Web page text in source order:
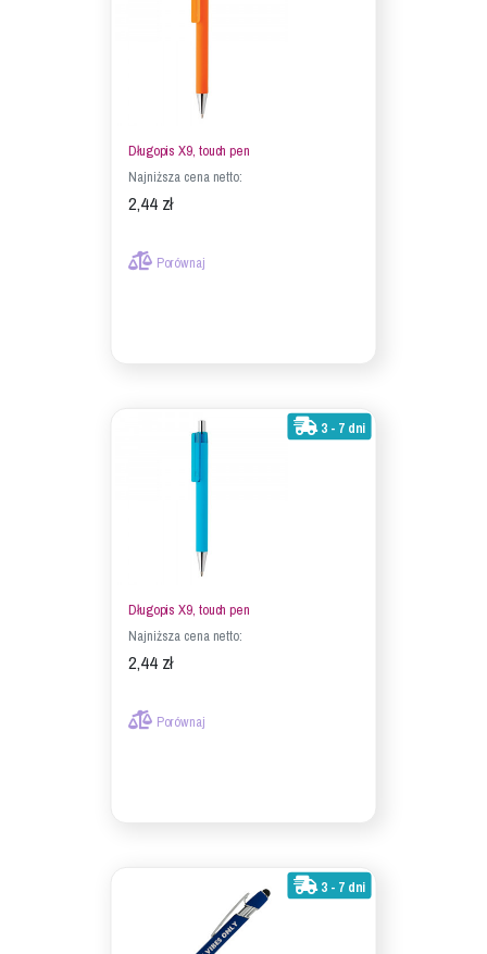
Długopis X9, touch pen
Najniższa cena netto:
2,44 zł
Porównaj
3 - 7 dni
Długopis X9, touch pen
Najniższa cena netto:
2,44 zł
Porównaj
3 - 7 dni